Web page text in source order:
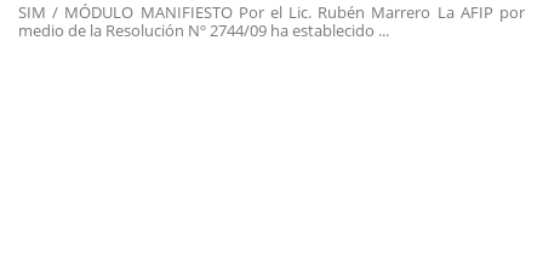
SIM / MÓDULO MANIFIESTO Por el Lic. Rubén Marrero La AFIP por
medio de la Resolución Nº 2744/09 ha establecido ...